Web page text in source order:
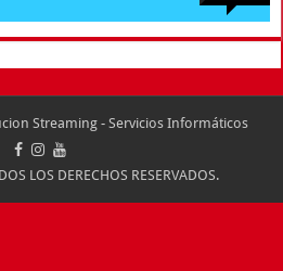
Streaming - Servicios Informáticos
LOS DERECHOS RESERVADOS.